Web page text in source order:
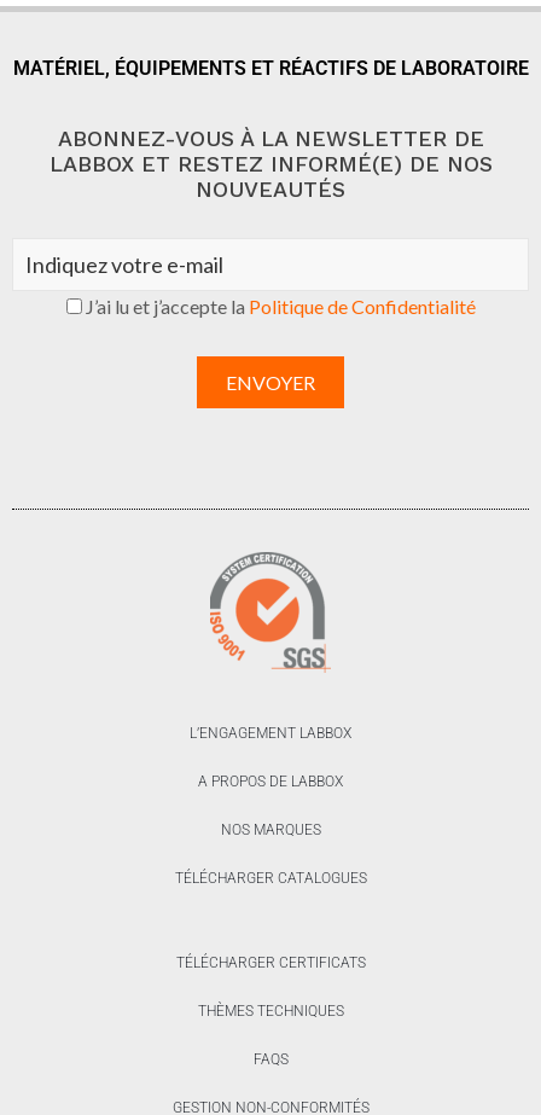
MATÉRIEL, ÉQUIPEMENTS ET RÉACTIFS DE LABORATOIRE
ABONNEZ-VOUS À LA NEWSLETTER DE
LABBOX ET RESTEZ INFORMÉ(E) DE NOS
NOUVEAUTÉS
J’ai lu et j’accepte la Politique de Confidentialité
L’ENGAGEMENT LABBOX
A PROPOS DE LABBOX
NOS MARQUES
TÉLÉCHARGER CATALOGUES
TÉLÉCHARGER CERTIFICATS
THÈMES TECHNIQUES
FAQS
GESTION NON-CONFORMITÉS